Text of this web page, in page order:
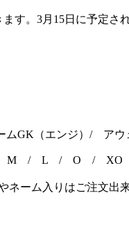
す。3月15日に予定
GK（エンジ）/ アウ
M / L / O / XO
ーム入りはご注文出